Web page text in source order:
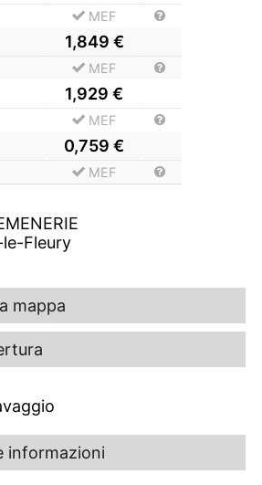
MEF
1,849 €
MEF
1,929 €
MEF
0,759 €
MEF
Fleury
mappa
informazioni